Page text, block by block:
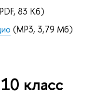
83 Кб)
(MP3, 3,79 Мб)
класс